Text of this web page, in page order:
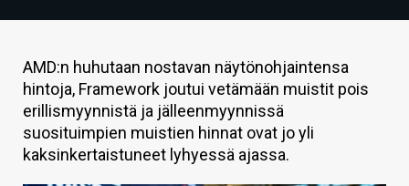
KAUPPA
VAIHDA TEEMA
AMD:n huhutaan nostavan näytönohjaintensa
hintoja, Framework joutui vetämään muistit pois
erillismyynnistä ja jälleenmyynnissä
suosituimpien muistien hinnat ovat jo yli
kaksinkertaistuneet lyhyessä ajassa.